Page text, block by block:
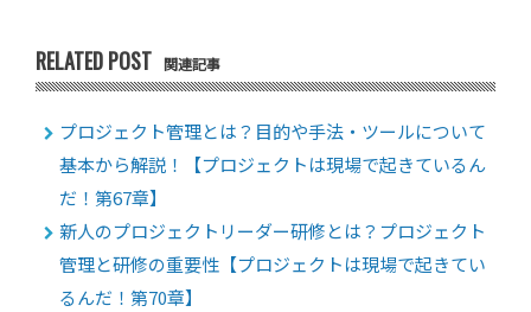
RELATED POST 関連記事
プロジェクト管理とは？目的や手法・ツールについて
基本から解説！【プロジェクトは現場で起きているん
だ！第67章】
新人のプロジェクトリーダー研修とは？プロジェクト
管理と研修の重要性【プロジェクトは現場で起きてい
るんだ！第70章】